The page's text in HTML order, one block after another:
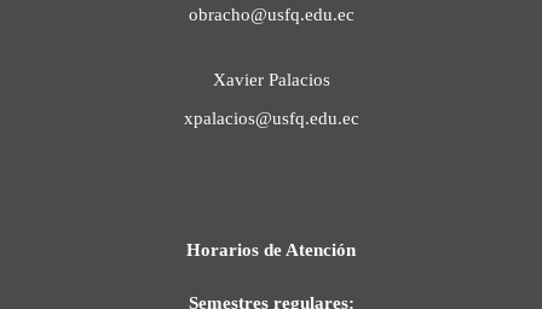
obracho@usfq.edu.ec
Xavier Palacios
xpalacios@usfq.edu.ec
Horarios de Atención
Semestres regulares: